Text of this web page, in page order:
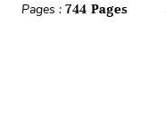
Pages : 744 Pages